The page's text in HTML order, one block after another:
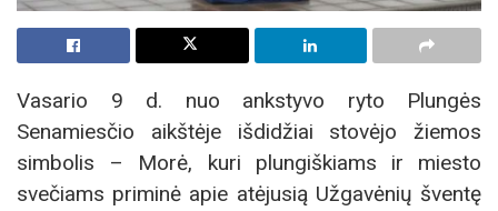
Vasario 9 d. nuo ankstyvo ryto Plungės
Senamiesčio aikštėje išdidžiai stovėjo žiemos
simbolis – Morė, kuri plungiškiams ir miesto
svečiams priminė apie atėjusią Užgavėnių šventę